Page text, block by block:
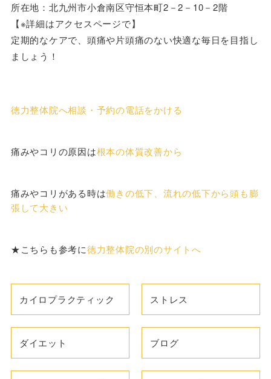
所在地：北九州市小倉南区守恒本町2－2－10－2階
【※詳細はアクセスページで】
定期的なケアで、頭痛や片頭痛のない快適な毎日を目指し
ましょう！
徳力整体院へ相談・予約の電話をかける
痛みやコリの原因は根本の体質改善から
痛みやコリがある時は働きの低下、流れの低下から頭も膨
張して大きい
★こちらも参考に徳力整体院の別のサイトへ
カイロプラクティック ストレス
ダイエット ブログ